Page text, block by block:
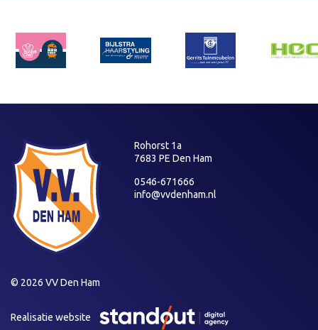
Rohorst 1a
7683 PE Den Ham
0546-671666
info@vvdenham.nl
© 2026 VV Den Ham
Realisatie website